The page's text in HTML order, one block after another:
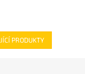
PRODUKTY